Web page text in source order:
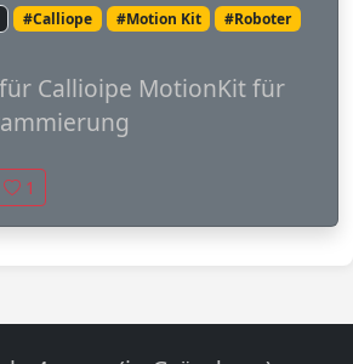
#Calliope #Motion Kit
#Roboter
Callioipe MotionKit für
1